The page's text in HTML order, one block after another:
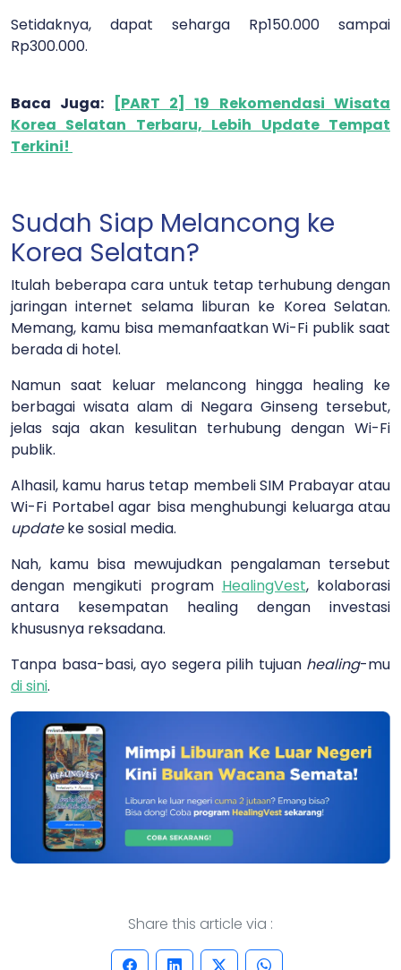
Setidaknya, dapat seharga Rp150.000 sampai
Rp300.000.
Baca Juga:
[PART 2] 19 Rekomendasi Wisata
Korea Selatan Terbaru, Lebih Update Tempat
Terkini!
Sudah Siap Melancong ke
Korea Selatan?
Itulah beberapa cara untuk tetap terhubung dengan
jaringan internet selama liburan ke Korea Selatan.
Memang, kamu bisa memanfaatkan Wi-Fi publik saat
berada di hotel.
Namun saat keluar melancong hingga healing ke
berbagai wisata alam di Negara Ginseng tersebut,
jelas saja akan kesulitan terhubung dengan Wi-Fi
publik.
Alhasil, kamu harus tetap membeli SIM Prabayar atau
Wi-Fi Portabel agar bisa menghubungi keluarga atau
updateke sosial media.
Nah, kamu bisa mewujudkan pengalaman tersebut
dengan mengikuti program HealingVest, kolaborasi
antara kesempatan healing dengan investasi
khususnya reksadana.
Tanpa basa-basi, ayo segera pilih tujuan healing-mu
di sini.
Share this article via :